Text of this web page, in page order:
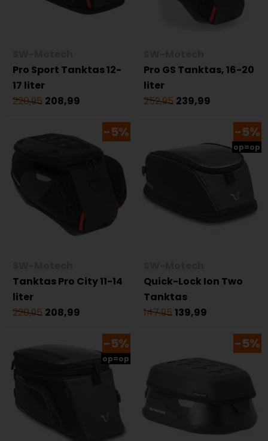
Pro Sport Tanktas 12-
17 liter
220,95 208,99
Pro GS Tanktas, 16-20
liter
252,95 239,99
-5%
Tanktas Pro City 11-14
liter
220,95 208,99
-5%
op=op
Quick-Lock Ion Two
Tanktas
147,95139,99
-5%
op=op
-5%